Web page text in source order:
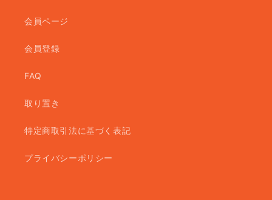
会員ページ
会員登録
FAQ
取り置き
特定商取引法に基づく表記
プライバシーポリシー